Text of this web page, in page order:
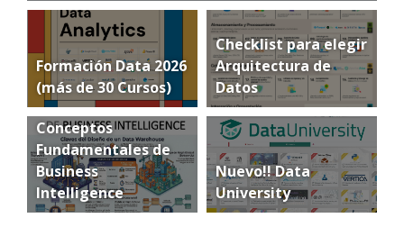
Formación Data 2026
(más de 30 Cursos)
Checklist para elegir
Arquitectura de
Datos
Conceptos
Fundamentales de
Business
Intelligence
Nuevo!! Data
University